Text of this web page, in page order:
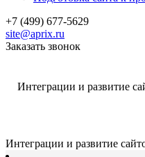
+7 (499) 677-5629
site@aprix.ru
Заказать звонок
Интеграции и развитие
Интеграции и развитие